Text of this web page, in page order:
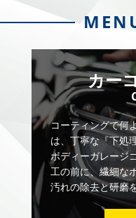
カー
コーティングで何
は、丁寧な『下処
ボディーガレージ
工の前に、繊細な
汚れの除去と研磨